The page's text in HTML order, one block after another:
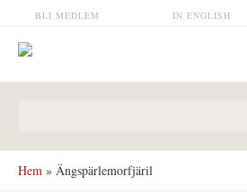
Hoppa till huvudinnehåll IN ENGLISH
BLI MEDLEM
Hem » Ängspärlemorfjäril